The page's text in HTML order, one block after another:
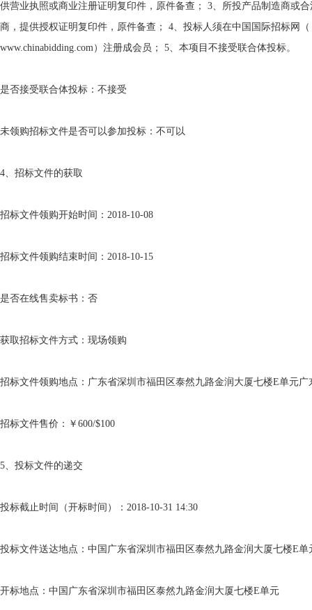
供营业执照或商业注册证明复印件，原件备查；
3、所投产品制造商或
商，提供授权证明复印件，原件备查；
4、投标人须在中国国际招标网（
www.chinabidding.com）注册成会员； 5、本项目不接受联合体投标。
是否接受联合体投标：不接受
未领购招标文件是否可以参加投标：不可以
4、招标文件的获取
招标文件领购开始时间： 2018-10-08
招标文件领购结束时间： 2018-10-15
是否在线售卖标书：否
获取招标文件方式：现场领购
招标文件领购地点：广东省深圳市福田区泰然九路金润大厦七楼E单元广
招标文件售价：￥ 600/$100
5、投标文件的递交
投标截止时间（开标时间）： 2018-10-31 14:30
投标文件送达地点：中国广东省深圳市福田区泰然九路金润大厦七楼E单
开标地点：中国广东省深圳市福田区泰然九路金润大厦七楼E单元